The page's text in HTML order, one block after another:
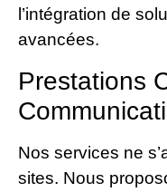
l’intégration de
avancées.
Prestations
Nos services ne
sites. Nous